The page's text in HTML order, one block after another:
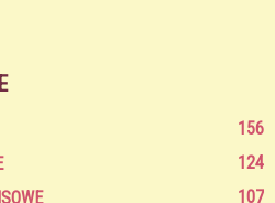
156
124
107